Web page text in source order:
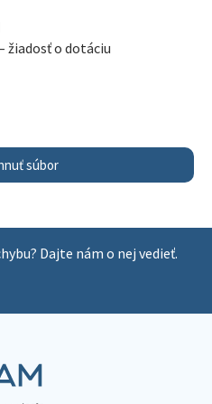
žiadosť o dotáciu
súbor
Dajte nám o nej vedieť.